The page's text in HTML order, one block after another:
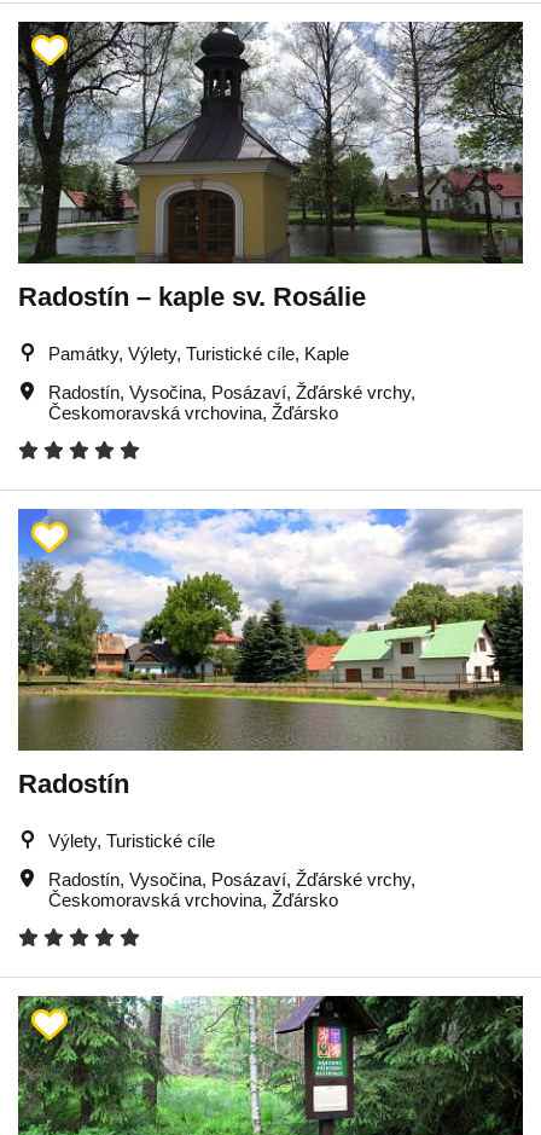
Radostín – kaple sv. Rosálie
Památky, Výlety, Turistické cíle, Kaple
Radostín, Vysočina, Posázaví, Žďárské vrchy,
Českomoravská vrchovina, Žďársko
Radostín
Výlety, Turistické cíle
Radostín, Vysočina, Posázaví, Žďárské vrchy,
Českomoravská vrchovina, Žďársko